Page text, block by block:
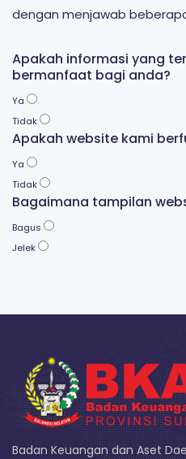
dengan menjawab
Apakah informasi yang
bermanfaat bagi anda?
Ya
Tidak
Apakah website kami
Ya
Tidak
Bagaimana tampilan
Bagus
Jelek
Badan Keuangan dan Aset